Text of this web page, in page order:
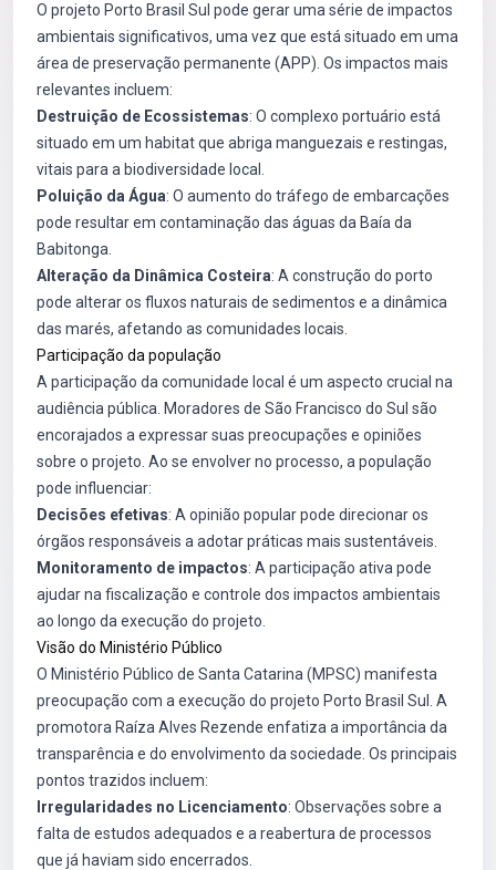
O projeto Porto Brasil Sul pode gerar uma série de impactos
ambientais significativos, uma vez que está situado em uma
área de preservação permanente (APP). Os impactos mais
relevantes incluem:
Destruição de Ecossistemas: O complexo portuário está
situado em um habitat que abriga manguezais e restingas,
vitais para a biodiversidade local.
Poluição da Água: O aumento do tráfego de embarcações
pode resultar em contaminação das águas da Baía da
Babitonga.
Alteração da Dinâmica Costeira: A construção do porto
pode alterar os fluxos naturais de sedimentos e a dinâmica
das marés, afetando as comunidades locais.
Participação da população
A participação da comunidade local é um aspecto crucial na
audiência pública. Moradores de São Francisco do Sul são
encorajados a expressar suas preocupações e opiniões
sobre o projeto. Ao se envolver no processo, a população
pode influenciar:
Decisões efetivas: A opinião popular pode direcionar os
órgãos responsáveis a adotar práticas mais sustentáveis.
Monitoramento de impactos: A participação ativa pode
ajudar na fiscalização e controle dos impactos ambientais
ao longo da execução do projeto.
Visão do Ministério Público
O Ministério Público de Santa Catarina (MPSC) manifesta
preocupação com a execução do projeto Porto Brasil Sul. A
promotora Raíza Alves Rezende enfatiza a importância da
transparência e do envolvimento da sociedade. Os principais
pontos trazidos incluem:
Irregularidades no Licenciamento: Observações sobre a
falta de estudos adequados e a reabertura de processos
que já haviam sido encerrados.